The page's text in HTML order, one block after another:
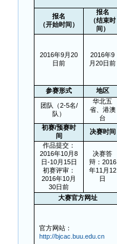
报名
（开始时间）
报名
（结束时
间）
2016年9月20
日前
2016年9
月20日前
参赛形式 地区
团队（2-5名/
队）
华北五
省、港澳
台
初赛/预赛时
间
决赛时间
作品提交：
2016年10月8
日-10月15日
初赛评审：
2016年10月
30日前
决赛答
辩：2016
年11月12
日
大赛官方网址
官方网站：
http://bjcac.buu.edu.cn